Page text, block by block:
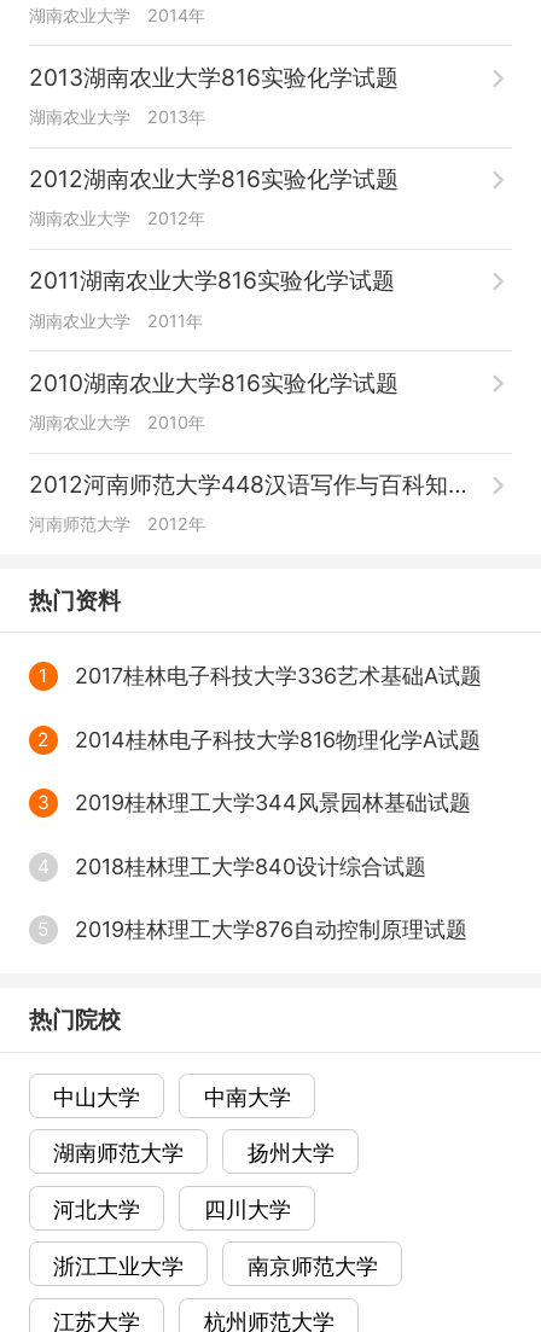
湖南农业大学 2014年
2013湖南农业大学816实验化学试题
湖南农业大学 2013年
2012湖南农业大学816实验化学试题
湖南农业大学 2012年
2011湖南农业大学816实验化学试题
湖南农业大学 2011年
2010湖南农业大学816实验化学试题
湖南农业大学 2010年
2012河南师范大学448汉语写作与百科知识试题
河南师范大学 2012年
热门资料
1 2017桂林电子科技大学336艺术基础A试题
2 2014桂林电子科技大学816物理化学A试题
3 2019桂林理工大学344风景园林基础试题
4 2018桂林理工大学840设计综合试题
5 2019桂林理工大学876自动控制原理试题
热门院校
中山大学 中南大学
湖南师范大学 扬州大学
河北大学 四川大学
浙江工业大学 南京师范大学
江苏大学 杭州师范大学